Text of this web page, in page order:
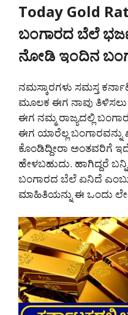
Today Gold
ಬಂಗಾರದ ಬೆಲೆ
ನೋಡಿ ಇಂದಿನ
ನಮಸ್ಕಾರಗಳು ಸಮಸ್ತ
ಮೂಲಕ ಈಗ ನಾವು
ಈಗ ನಮ್ಮ ರಾಜ್ಯದಲ್ಲಿ
ಈಗ ಯಾರೆಲ್ಲ
ಕೊಂಡಿದ್ದೀರಾ ಅಂತವರಿಗೆ
ಹೇಳಬಹುದು. ಹಾಗಿದ್ದರೆ
ಬಂಗಾರದ ಬೆಲೆ ಏನಿದೆ
ಮಾಹಿತಿಯನ್ನು ಈ ಒಂದು